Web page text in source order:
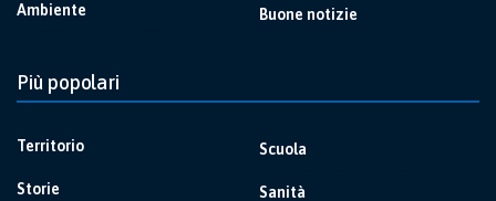
Ambiente Buone notizie
Più popolari
Territorio
Storie
Scuola
Sanità